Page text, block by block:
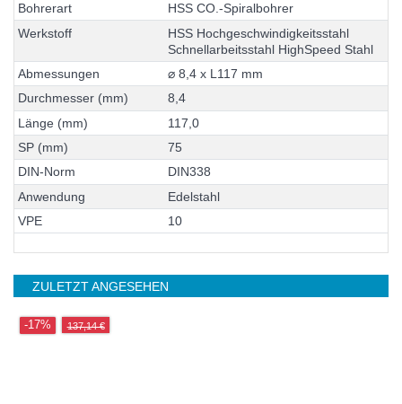
Bohrerart HSS CO. -Spiralbohrer
Werkstoff HSS Hochgeschwindigkeitsstahl
Schnellarbeitsstahl HighSpeed Stahl
Abmessungen ⌀ 8 4 x L 117 mm
Durchmesser (mm) 8,4
Länge (mm) 117 0
SP (mm) 75
DIN-Norm DIN338
Anwendung Edelstahl
VPE 10
ZULETZT ANGESEHEN
-17% 137,14 €